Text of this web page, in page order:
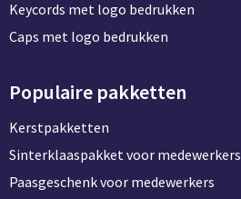
Keycords met logo bedrukken
Caps met logo bedrukken
Populaire pakketten
Kerstpakketten
Sinterklaaspakket voor medewerkers
Paasgeschenk voor medewerkers